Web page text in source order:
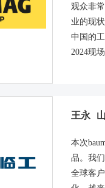
观众非
业的现
中国的
2024现
王永
本次
品。我
全球客